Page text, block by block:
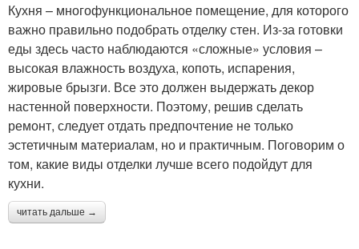
Кухня – многофункциональное помещение, для которого
важно правильно подобрать отделку стен. Из-за готовки
еды здесь часто наблюдаются «сложные» условия –
высокая влажность воздуха, копоть, испарения,
жировые брызги. Все это должен выдержать декор
настенной поверхности. Поэтому, решив сделать
ремонт, следует отдать предпочтение не только
эстетичным материалам, но и практичным. Поговорим о
том, какие виды отделки лучше всего подойдут для
кухни.
читать дальше →